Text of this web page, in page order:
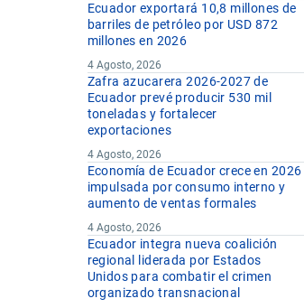
Ecuador exportará 10,8 millones de
barriles de petróleo por USD 872
millones en 2026
4 Agosto, 2026
Zafra azucarera 2026-2027 de
Ecuador prevé producir 530 mil
toneladas y fortalecer
exportaciones
4 Agosto, 2026
Economía de Ecuador crece en 2026
impulsada por consumo interno y
aumento de ventas formales
4 Agosto, 2026
Ecuador integra nueva coalición
regional liderada por Estados
Unidos para combatir el crimen
organizado transnacional